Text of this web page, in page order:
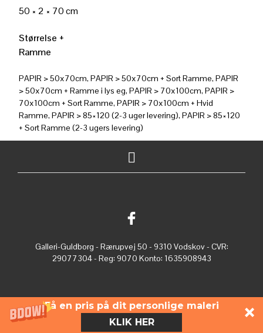
Få en pris på dit personlige maleri
KLIK HER
50 × 2 × 70 cm
Størrelse +
Ramme
PAPIR > 50x70cm, PAPIR > 50x70cm + Sort Ramme, PAPIR
> 50x70cm + Ramme i lys eg, PAPIR > 70x100cm, PAPIR >
70x100cm + Sort Ramme, PAPIR > 70x100cm + Hvid
Ramme, PAPIR > 85×120 (2-3 uger levering), PAPIR > 85×120
+ Sort Ramme (2-3 ugers levering)
Galleri-Guldborg - Rærupvej 50 - 9310 Vodskov - CVR:
29077304 - Reg: 9070 Konto: 1635908943